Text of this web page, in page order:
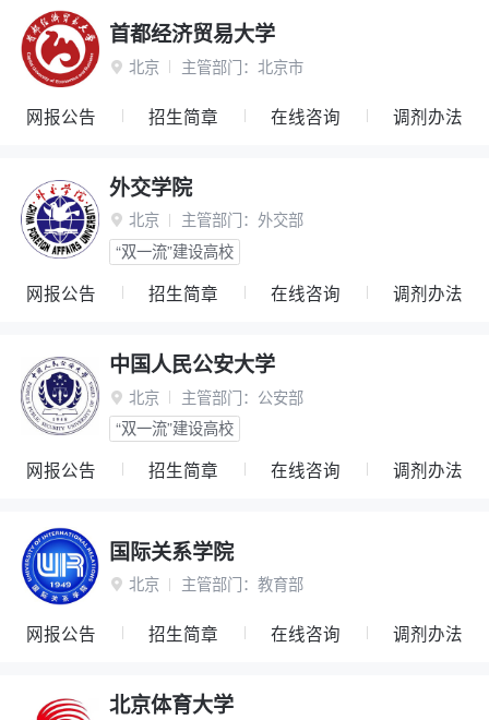
首都经济贸易大学
 北京 主管部门： 北京市
网报公告 招生简章 在线咨询 调剂办法
外交学院
 北京 主管部门： 外交部
“双一流”建设高校
网报公告 招生简章 在线咨询 调剂办法
中国人民公安大学
 北京 主管部门： 公安部
“双一流”建设高校
网报公告 招生简章 在线咨询 调剂办法
国际关系学院
 北京 主管部门： 教育部
网报公告 招生简章 在线咨询 调剂办法
北京体育大学